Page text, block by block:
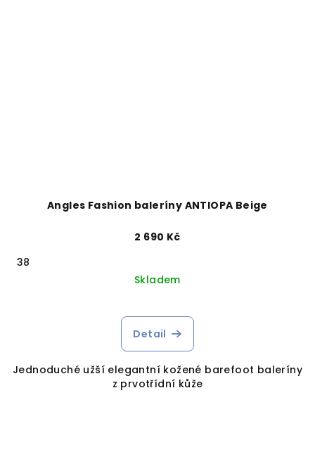
Angles Fashion baleríny ANTIOPA Beige
2 690 Kč
38
Skladem
Detail
Jednoduché užší elegantní kožené barefoot baleríny
z prvotřídní kůže